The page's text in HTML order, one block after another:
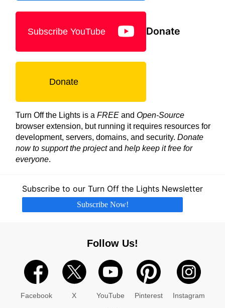
Subscribe YouTube Donate
Donate
Turn Off the Lights is a FREE and Open-Source
browser extension, but running it requires resources for
development, servers, domains, and security. Donate
now to support the projectand help keep it free for
everyone.
Subscribe to our Turn Off the Lights Newsletter
Subscribe Now!
Follow Us!
Facebook X YouTube Pinterest Instagram